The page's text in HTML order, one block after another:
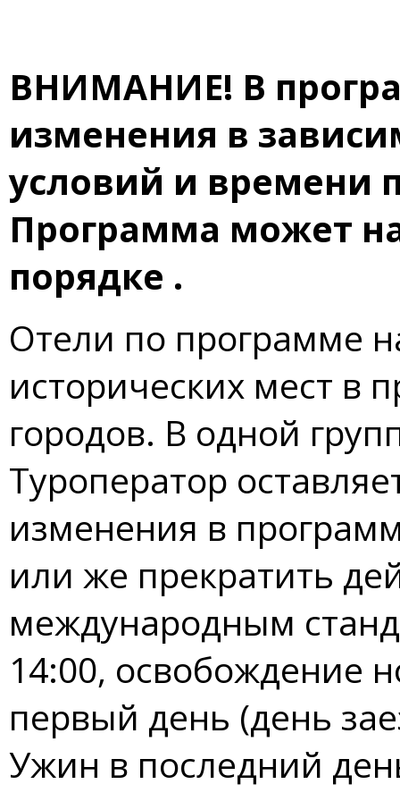
ВНИМАНИЕ! В
изменения в
условий и времени
Программа может
порядке .
Отели по программе
исторических мест в
городов. В одной
Туроператор
изменения в
или же прекратить
международным
14:00, освобождение
первый день (день
Ужин в последний